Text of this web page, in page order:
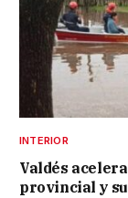
INTERIOR
Valdés
provincial y